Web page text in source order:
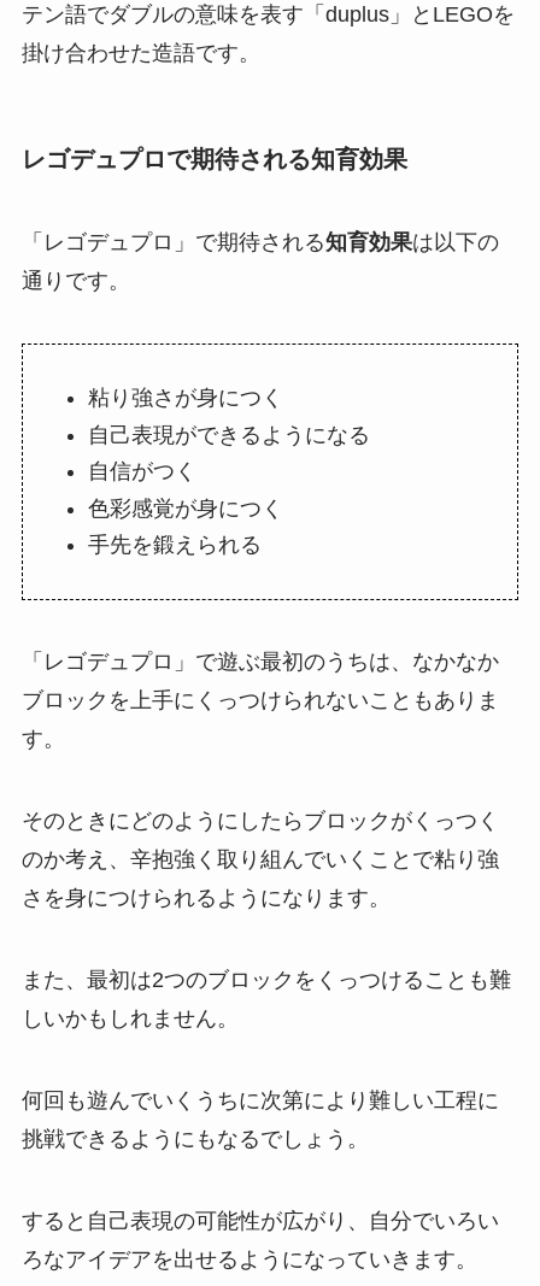
テン語でダブルの意味を表す「duplus」とLEGOを
掛け合わせた造語です。
レゴデュプロで期待される知育効果
「レゴデュプロ」で期待される知育効果は以下の
通りです。
粘り強さが身につく
自己表現ができるようになる
自信がつく
色彩感覚が身につく
手先を鍛えられる
「レゴデュプロ」で遊ぶ最初のうちは、なかなか
ブロックを上手にくっつけられないこともありま
す。
そのときにどのようにしたらブロックがくっつく
のか考え、辛抱強く取り組んでいくことで粘り強
さを身につけられるようになります。
また、最初は2つのブロックをくっつけることも難
しいかもしれません。
何回も遊んでいくうちに次第により難しい工程に
挑戦できるようにもなるでしょう。
すると自己表現の可能性が広がり、自分でいろい
ろなアイデアを出せるようになっていきます。